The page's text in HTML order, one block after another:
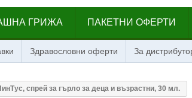
ГРИЖА ПАКЕТНИ ОФЕРТИ
Здравословни оферти За
спрей за гърло за деца и възрастни, 30 мл.